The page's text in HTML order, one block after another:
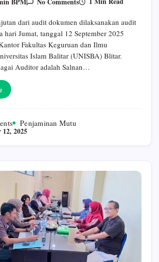
Pelaksanaan
Mutu
Internal
(AMI)
Di
Lingkungan
Fakultas
Keguruan
dari audit dokumen dilaksanakan audit
hari Jumat, tanggal 12 September 2025
Fakultas Keguruan dan Ilmu
Islam Balitar (UNISBA) Blitar.
Auditor adalah Salnan…
Penjaminan Mutu
12, 2025